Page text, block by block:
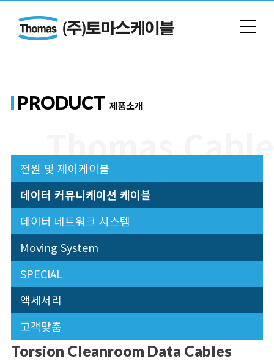
PRODUCT 제품소개
전원 및 제어케이블
데이터 커뮤니케이션 케이블
데이터 네트워크 시스템
Moving System
SPECIAL
액세서리
고객맞춤
Torsion Cleanroom Data Cables